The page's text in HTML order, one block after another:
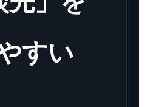
すい